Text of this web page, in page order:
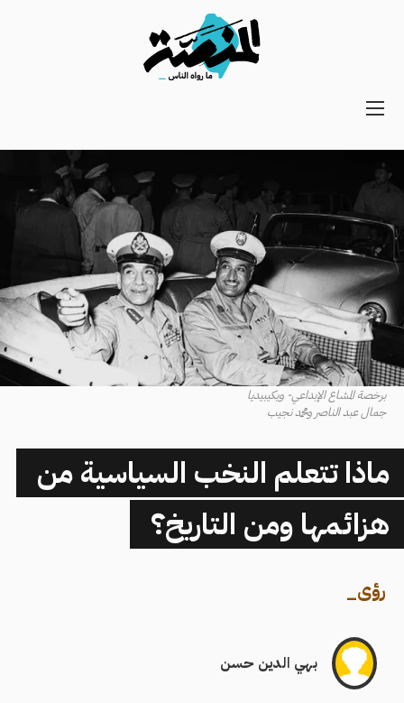
Main
Secondary
Navigation
برخصة المشاع الإبداعي- ويكيبيديا
جمال عبد الناصر ومحمد نجيب
ماذا تتعلم النخب السياسية من
هزائمها ومن التاريخ؟
رؤى_
بهي الدين حسن